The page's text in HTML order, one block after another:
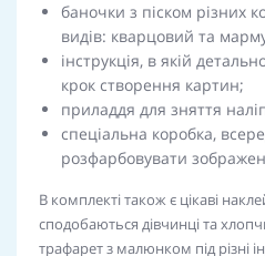
баночки з піском різних
видів: кварцовий та
інструкція, в якій
крок створення картин;
приладдя для зняття
спеціальна коробка,
розфарбовувати
В комплекті також є цікаві
сподобаються дівчинці та
трафарет з малюнком під різні